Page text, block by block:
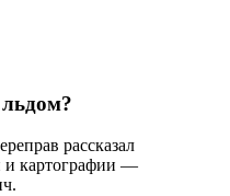
рассказал
и картографии —